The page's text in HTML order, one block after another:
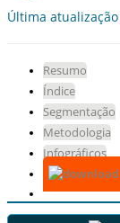
Última
Resumo
Índice
Segmentação
Metodologia
Infográficos